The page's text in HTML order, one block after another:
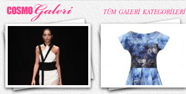
TÜM GALERİ KATEGORİLERİ